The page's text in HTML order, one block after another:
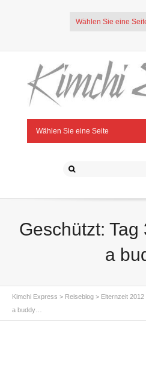
Wählen Sie eine
Wählen Sie eine Seite
Geschützt:
a
Kimchi Express > Reiseblog > Elternzeit
a buddy…